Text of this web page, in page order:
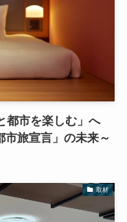
都市を楽しむ」へ
市旅宣言」の未来～
取材